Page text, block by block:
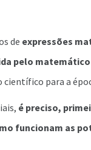
de expressões
pelo
científico para a
é preciso,
funcionam as